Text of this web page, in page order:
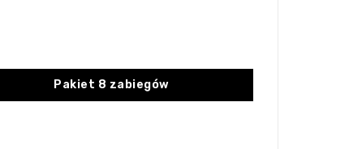
Pakiet 8 zabiegów